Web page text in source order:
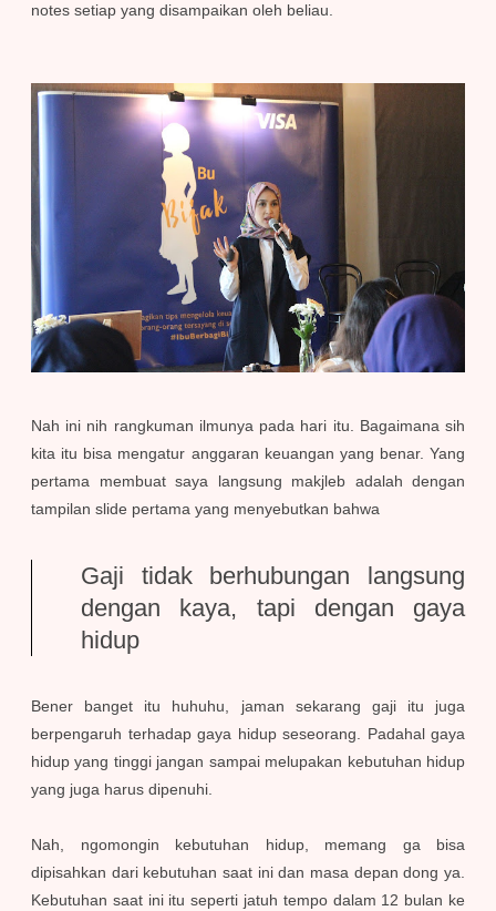
notes setiap yang disampaikan oleh beliau.
Nah ini nih rangkuman ilmunya pada hari itu. Bagaimana sih
kita itu bisa mengatur anggaran keuangan yang benar. Yang
pertama membuat saya langsung makjleb adalah dengan
tampilan slide pertama yang menyebutkan bahwa
Gaji tidak berhubungan langsung
dengan kaya, tapi dengan gaya
hidup
Bener banget itu huhuhu, jaman sekarang gaji itu juga
berpengaruh terhadap gaya hidup seseorang. Padahal gaya
hidup yang tinggi jangan sampai melupakan kebutuhan hidup
yang juga harus dipenuhi.
Nah, ngomongin kebutuhan hidup, memang ga bisa
dipisahkan dari kebutuhan saat ini dan masa depan dong ya.
Kebutuhan saat ini itu seperti jatuh tempo dalam 12 bulan ke